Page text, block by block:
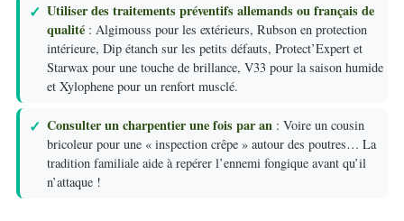
Utiliser des traitements préventifs allemands ou français de
qualité : Algimouss pour les extérieurs, Rubson en protection
intérieure, Dip étanch sur les petits défauts, Protect’Expert et
Starwax pour une touche de brillance, V33 pour la saison humide
et Xylophene pour un renfort musclé.
Consulter un charpentier une fois par an : Voire un cousin
bricoleur pour une « inspection crêpe » autour des poutres… La
tradition familiale aide à repérer l’ennemi fongique avant qu’il
n’attaque !